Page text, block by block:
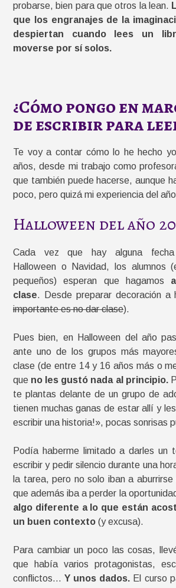
probarse, bien para que otros la lean.
que los engranajes de la
despiertan cuando lees un
moverse por sí solos.
¿Cómo pongo en
de escribir para
Te voy a contar cómo lo he hecho
años, desde mi trabajo como
que también puede hacerse, aunque
poco, pero quizá mi experiencia del
Halloween del año
Cada vez que hay alguna fecha
Halloween o Navidad, los alumnos
pequeños) esperan que hagamos
clase. Desde preparar decoración a
importante es no dar clase).
Pues bien, en Halloween del año
ante uno de los grupos más
clase (de entre 14 y 16 años más o
que no les gustó nada al principio.
te plantas delante de un grupo de
tienen muchas ganas de estar allí y
escribir una historia!», pocas sonrisas
Podía haberme limitado a darles un
escribir y pedir silencio durante una
la tarea, pero no solo iban a
que además iba a perder la
algo diferente a lo que están
un buen contexto (y excusa).
Para cambiar un poco las cosas,
que había varios protagonistas,
conflictos…Y unos dados. El curso